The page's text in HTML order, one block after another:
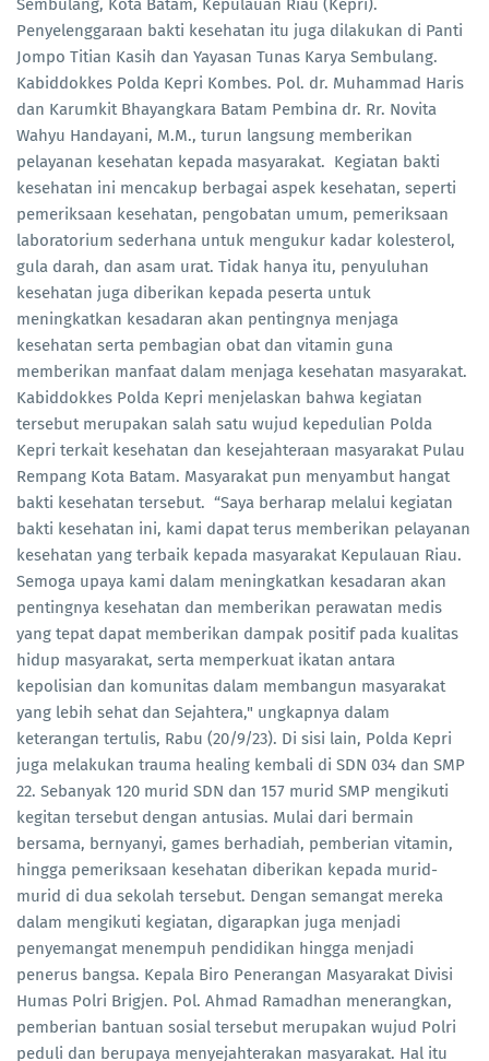
Sembulang, Kota Batam, Kepulauan Riau (Kepri).
Penyelenggaraan bakti kesehatan itu juga dilakukan di Panti
Jompo Titian Kasih dan Yayasan Tunas Karya Sembulang.
Kabiddokkes Polda Kepri Kombes. Pol. dr. Muhammad Haris
dan Karumkit Bhayangkara Batam Pembina dr. Rr. Novita
Wahyu Handayani, M.M., turun langsung memberikan
pelayanan kesehatan kepada masyarakat. Kegiatan bakti
kesehatan ini mencakup berbagai aspek kesehatan, seperti
pemeriksaan kesehatan, pengobatan umum, pemeriksaan
laboratorium sederhana untuk mengukur kadar kolesterol,
gula darah, dan asam urat. Tidak hanya itu, penyuluhan
kesehatan juga diberikan kepada peserta untuk
meningkatkan kesadaran akan pentingnya menjaga
kesehatan serta pembagian obat dan vitamin guna
memberikan manfaat dalam menjaga kesehatan masyarakat.
Kabiddokkes Polda Kepri menjelaskan bahwa kegiatan
tersebut merupakan salah satu wujud kepedulian Polda
Kepri terkait kesehatan dan kesejahteraan masyarakat Pulau
Rempang Kota Batam. Masyarakat pun menyambut hangat
bakti kesehatan tersebut. “Saya berharap melalui kegiatan
bakti kesehatan ini, kami dapat terus memberikan pelayanan
kesehatan yang terbaik kepada masyarakat Kepulauan Riau.
Semoga upaya kami dalam meningkatkan kesadaran akan
pentingnya kesehatan dan memberikan perawatan medis
yang tepat dapat memberikan dampak positif pada kualitas
hidup masyarakat, serta memperkuat ikatan antara
kepolisian dan komunitas dalam membangun masyarakat
yang lebih sehat dan Sejahtera," ungkapnya dalam
keterangan tertulis, Rabu (20/9/23). Di sisi lain, Polda Kepri
juga melakukan trauma healing kembali di SDN 034 dan SMP
22. Sebanyak 120 murid SDN dan 157 murid SMP mengikuti
kegitan tersebut dengan antusias. Mulai dari bermain
bersama, bernyanyi, games berhadiah, pemberian vitamin,
hingga pemeriksaan kesehatan diberikan kepada murid-
murid di dua sekolah tersebut. Dengan semangat mereka
dalam mengikuti kegiatan, digarapkan juga menjadi
penyemangat menempuh pendidikan hingga menjadi
penerus bangsa. Kepala Biro Penerangan Masyarakat Divisi
Humas Polri Brigjen. Pol. Ahmad Ramadhan menerangkan,
pemberian bantuan sosial tersebut merupakan wujud Polri
peduli dan berupaya menyejahterakan masyarakat. Hal itu